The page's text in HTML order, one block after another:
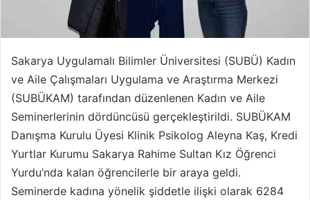
Sakarya Uygulamalı Bilimler Üniversitesi (SUBÜ) Kadın
ve Aile Çalışmaları Uygulama ve Araştırma Merkezi
(SUBÜKAM) tarafından düzenlenen Kadın ve Aile
Seminerlerinin dördüncüsü gerçekleştirildi. SUBÜKAM
Danışma Kurulu Üyesi Klinik Psikolog Aleyna Kaş, Kredi
Yurtlar Kurumu Sakarya Rahime Sultan Kız Öğrenci
Yurdu’nda kalan öğrencilerle bir araya geldi.
Seminerde kadına yönelik şiddetle ilişki olarak 6284